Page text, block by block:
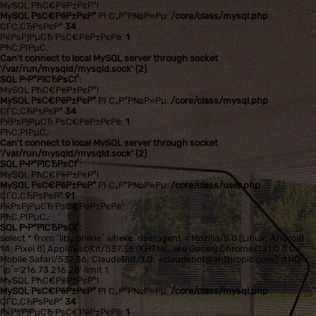
MySQL РћС€РёР±РєР°!
MySQL РѕС€РёР±РєР° РІ С„Р°Р№Р»Рµ: /core/class/mysql.php
СЃС‚СЂРѕРєР° 34
РќРѕРјРµСЂ РѕС€РёР±РєРё: 1
РћС‚РІРµС‚:
Can't connect to local MySQL server through socket
'/var/run/mysqld/mysqld.sock' (2)
SQL Р·Р°РїСЂРѕСЃ:
MySQL РћС€РёР±РєР°!
MySQL РѕС€РёР±РєР° РІ С„Р°Р№Р»Рµ: /core/class/mysql.php
СЃС‚СЂРѕРєР° 34
РќРѕРјРµСЂ РѕС€РёР±РєРё: 1
РћС‚РІРµС‚:
Can't connect to local MySQL server through socket
'/var/run/mysqld/mysqld.sock' (2)
SQL Р·Р°РїСЂРѕСЃ:
MySQL РћС€РёР±РєР°!
MySQL РѕС€РёР±РєР° РІ С„Р°Р№Р»Рµ: /core/class/user.php
СЃС‚СЂРѕРєР° 91
РќРѕРјРµСЂ РѕС€РёР±РєРё:
РћС‚РІРµС‚:
SQL Р·Р°РїСЂРѕСЃ:
select * from `lib_online` where `useragent`='Mozilla/5.0 (Linux; Android
14; Pixel 8) AppleWebKit/537.36 (KHTML, like Gecko) Chrome/131.0.0.0
Mobile Safari/537.36; ClaudeBot/1.0; +claudebot@anthropic.com)' AND
`ip`='216.73.216.28' limit 1
MySQL РћС€РёР±РєР°!
MySQL РѕС€РёР±РєР° РІ С„Р°Р№Р»Рµ:/core/class/mysql.php
СЃС‚СЂРѕРєР°34
РќРѕРјРµСЂ РѕС€РёР±РєРё: 1